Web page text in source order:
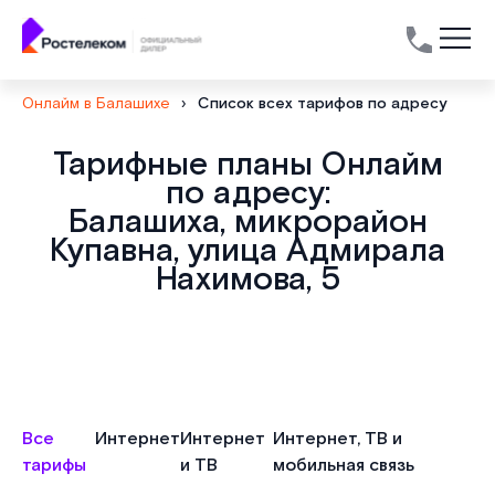
Онлайм в Балашихе › Список всех тарифов по адресу
Тарифные планы Онлайм
по адресу:
Балашиха, микрорайон
Купавна, улица Адмирала
Нахимова, 5
Все
тарифы
ИнтернетИнтернет
и ТВ
Интернет, ТВ и
мобильная связь